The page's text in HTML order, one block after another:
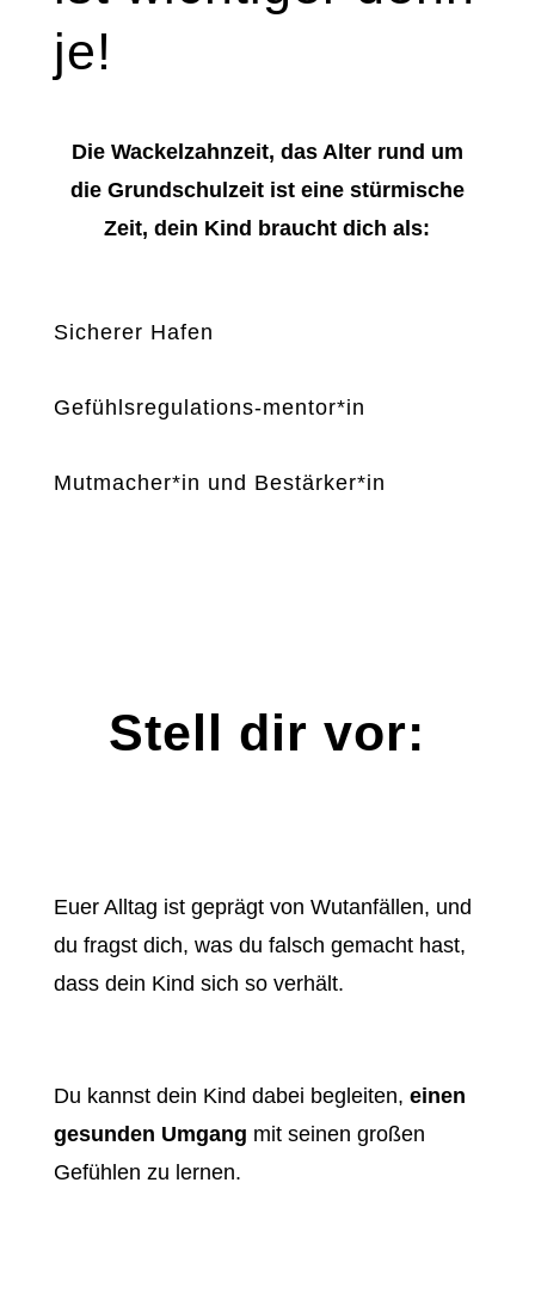
je!
Die Wackelzahnzeit, das Alter rund um
die Grundschulzeit ist eine stürmische
Zeit, dein Kind braucht dich als:
Sicherer Hafen
Gefühlsregulations-mentor*in
Mutmacher*in und Bestärker*in
Stell dir vor:
Euer Alltag ist geprägt von Wutanfällen, und
du fragst dich, was du falsch gemacht hast,
dass dein Kind sich so verhält.
Du kannst dein Kind dabei begleiten, einen
gesunden Umgang mit seinen großen
Gefühlen zu lernen.